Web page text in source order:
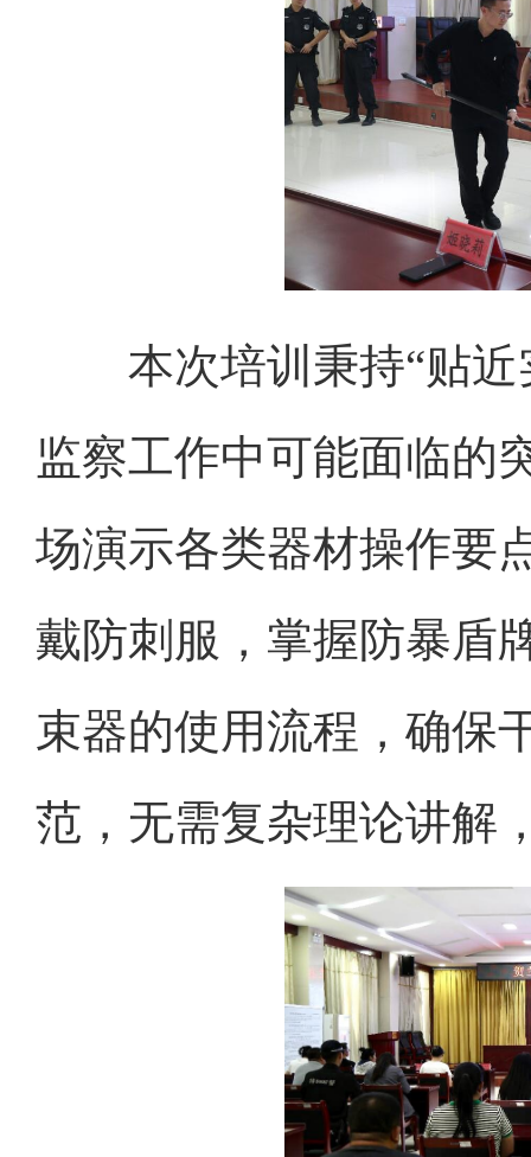
本次培训秉持“贴近
监察工作中可能面临的
场演示各类器材操作要
戴防刺服，掌握防暴盾
束器的使用流程，确保
范，无需复杂理论讲解